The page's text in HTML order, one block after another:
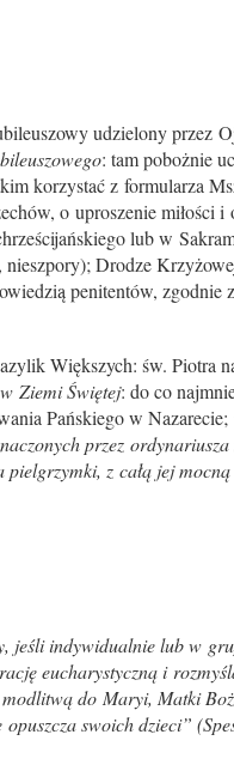
udzielony przez
: tam pobożnie
korzystać z formularza
o uproszenie miłości
lub w
Drodze
penitentów, zgodnie
Większych: św. Piotra
w Ziemi Świętej: do co
Pańskiego w Nazarecie;
przez
z całą jej
jeśli indywidualnie lub w
eucharystyczną i
do Maryi, Matki
swoich dzieci”